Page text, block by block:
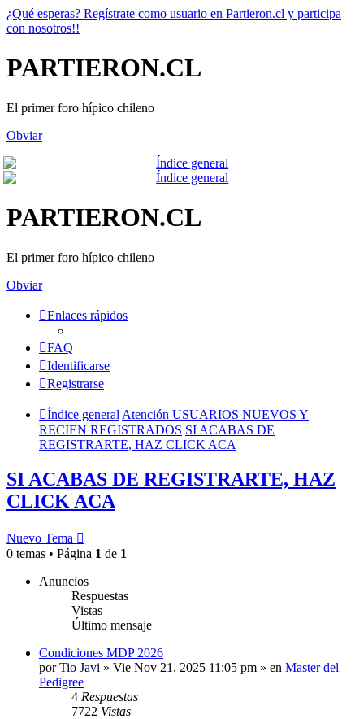
¿Qué esperas? Regístrate como usuario en Partieron.cl y participa
con nosotros!!
PARTIERON.CL
El primer foro hípico chileno
Obviar
PARTIERON.CL
El primer foro hípico chileno
Obviar
Enlaces rápidos
FAQ
Identificarse
Registrarse
Índice general Atención USUARIOS NUEVOS Y
RECIEN REGISTRADOS SI ACABAS DE
REGISTRARTE, HAZ CLICK ACA
SI ACABAS DE REGISTRARTE, HAZ
CLICK ACA
Nuevo Tema
0 temas • Página 1 de 1
Anuncios
Respuestas
Vistas
Último mensaje
Condiciones MDP 2026
porTio Javi » Vie Nov 21, 2025 11:05 pm » en Master del
Pedigree
4 Respuestas
7722 Vistas